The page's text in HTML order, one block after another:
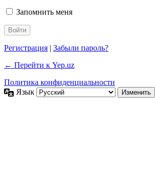
Запомнить меня
Регистрация | Забыли пароль?
← Перейти к Yep.uz
Политика конфиденциальности
Язык